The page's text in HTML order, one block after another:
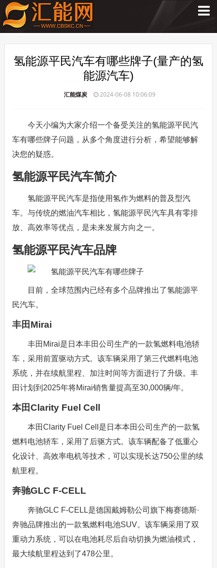
氢能源平民汽车有哪些牌子(量产的氢
能源汽车)
汇能煤炭 2024-06-08 10:06:09
今天小编为大家介绍一个备受关注的氢能源平民汽
车有哪些牌子问题，从多个角度进行分析，希望能够解
决您的疑惑。
氢能源平民汽车简介
氢能源平民汽车是指使用氢作为燃料的普及型汽
车。与传统的燃油汽车相比，氢能源平民汽车具有零排
放、高效率等优点，是未来发展方向之一。
氢能源平民汽车品牌
目前，全球范围内已经有多个品牌推出了氢能源平
民汽车。
丰田Mirai
丰田Mirai是日本丰田公司生产的一款氢燃料电池轿
车，采用前置驱动方式。该车辆采用了第三代燃料电池
系统，并在续航里程、加注时间等方面进行了升级。丰
田计划到2025年将Mirai销售量提高至30,000辆/年。
本田Clarity Fuel Cell
本田Clarity Fuel Cell是日本本田公司生产的一款氢
燃料电池轿车，采用了后驱方式。该车辆配备了低重心
化设计、高效率电机等技术，可以实现长达750公里的续
航里程。
奔驰GLC F-CELL
奔驰GLC F-CELL是德国戴姆勒公司旗下梅赛德斯·
奔驰品牌推出的一款氢燃料电池SUV。该车辆采用了双
重动力系统，可以在电池耗尽后自动切换为燃油模式，
最大续航里程达到了478公里。